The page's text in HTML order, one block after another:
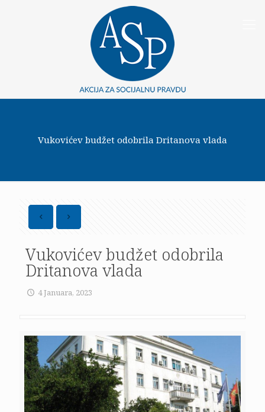
Vukovićev budžet odobrila Dritanova vlada
Vukovićev budžet odobrila
Dritanova vlada
4 Januara, 2023